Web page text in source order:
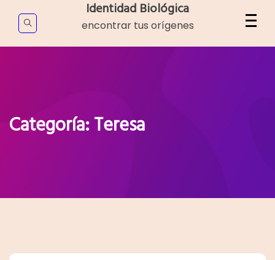
content
Identidad Biológica
encontrar tus orígenes
Categoría:Teresa